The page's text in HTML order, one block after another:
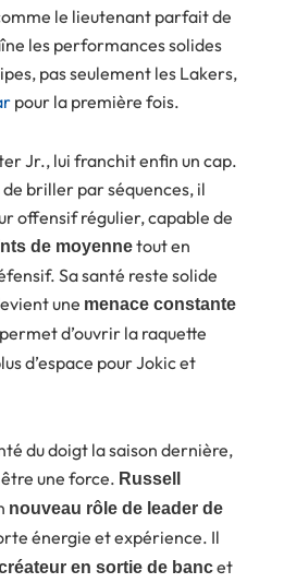
le lieutenant parfait de
les performances solides
pas seulement les Lakers,
pour la première fois.
Jr., lui franchit enfin un cap.
briller par séquences, il
offensif régulier, capable de
de moyennetout en
Sa santé reste solide
une menace constante
d’ouvrir la raquette
d’espace pour Jokic et
du doigt la saison dernière,
une force. Russell
nouveau rôle de leader de
énergie et expérience. Il
en sortie de bancet